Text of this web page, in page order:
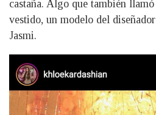
castaña. Algo que también
vestido, un modelo del
Jasmi.